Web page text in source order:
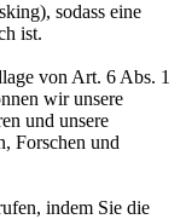
sodass eine
ist.
von Art. 6 Abs. 1
wir unsere
und unsere
Forschen und
indem Sie die